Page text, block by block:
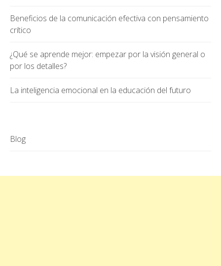
Beneficios de la comunicación efectiva con pensamiento
crítico
¿Qué se aprende mejor: empezar por la visión general o
por los detalles?
La inteligencia emocional en la educación del futuro
Blog